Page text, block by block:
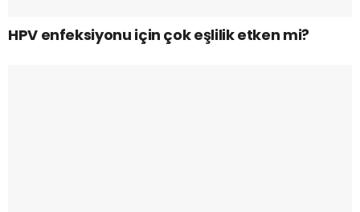
HPV enfeksiyonu için çok eşlilik etken mi?